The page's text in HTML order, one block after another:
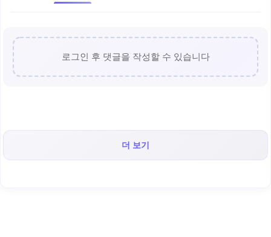
로그인 후 댓글을 작성할 수 있습니다
더 보기